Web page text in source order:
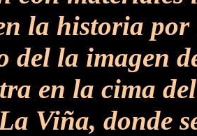
la historia
del la imagen
en la cima
Viña, donde